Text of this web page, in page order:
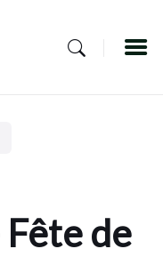
de